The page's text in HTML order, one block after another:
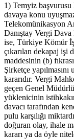
1) Temyiz başvurusu
davaya konu
Telekomünikasyon
Danıştay Vergi
ise, Türkiye Kömür
çıkarılan dekapaj işi
maddesinin (b)
Şirketçe
kararıdır. Vergi
geçen Genel
yüklenicinin
davacı tarafından
pulu karşılığı
doğuran olay, ihale
kararı ya da öyle